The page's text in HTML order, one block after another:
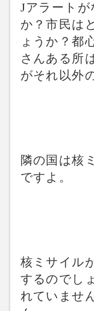
Jアラート
か？市民は
ょうか？都
さんある所
がそれ以外
隣の国は核
ですよ。
核ミサイル
するのでし
れていませ